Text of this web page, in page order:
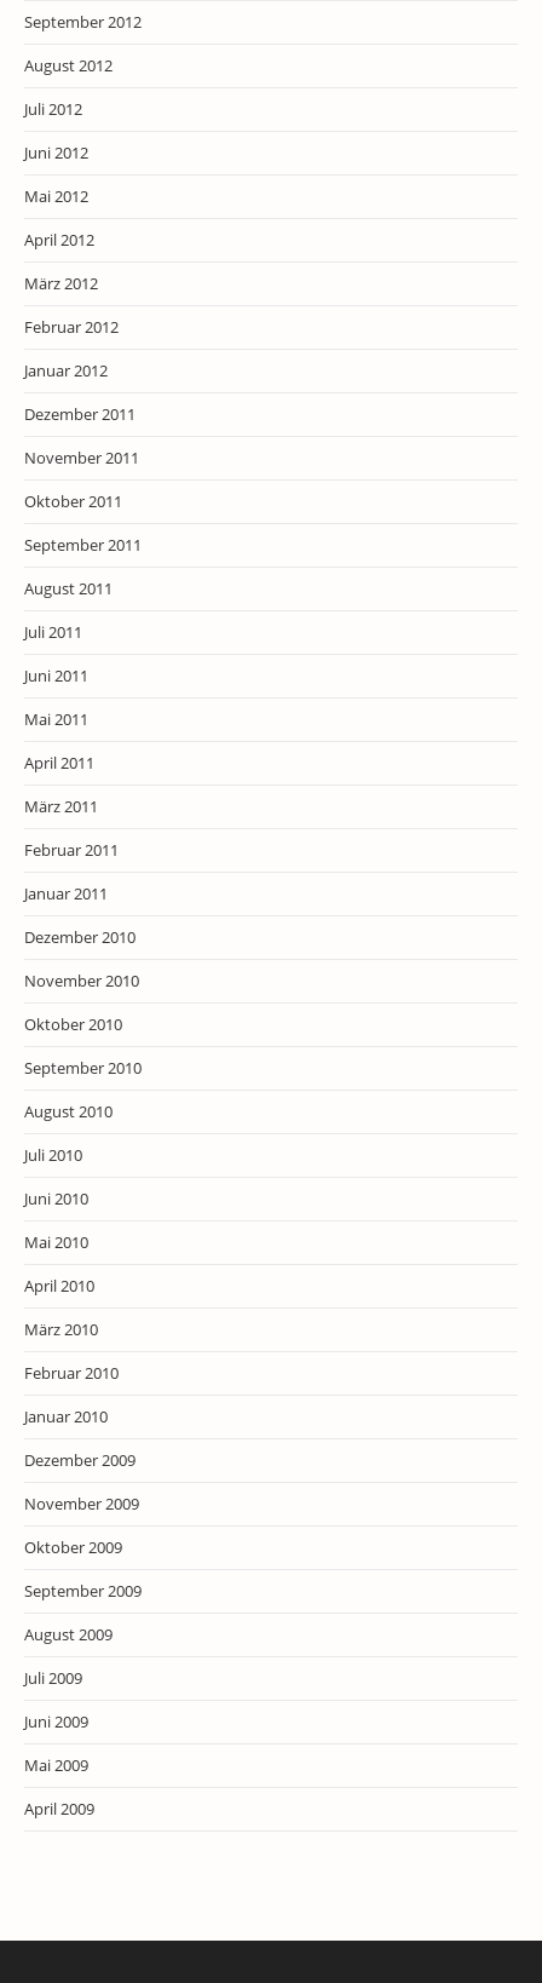
September 2012
August 2012
Juli 2012
Juni 2012
Mai 2012
April 2012
März 2012
Februar 2012
Januar 2012
Dezember 2011
November 2011
Oktober 2011
September 2011
August 2011
Juli 2011
Juni 2011
Mai 2011
April 2011
März 2011
Februar 2011
Januar 2011
Dezember 2010
November 2010
Oktober 2010
September 2010
August 2010
Juli 2010
Juni 2010
Mai 2010
April 2010
März 2010
Februar 2010
Januar 2010
Dezember 2009
November 2009
Oktober 2009
September 2009
August 2009
Juli 2009
Juni 2009
Mai 2009
April 2009